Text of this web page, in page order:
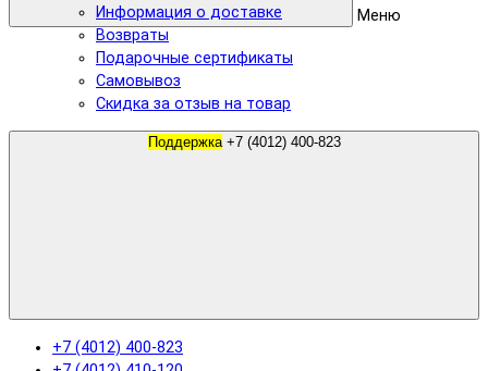
Меню
Информация о доставке
Возвраты
Подарочные сертификаты
Самовывоз
Скидка за отзыв на товар
Поддержка +7 (4012) 400-823
+7 (4012) 400-823